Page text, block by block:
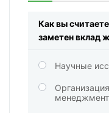
Как вы
заметен вклад
Научные
менеджмент